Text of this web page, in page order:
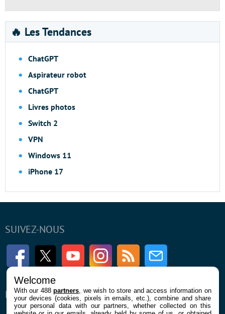
🔥 Les Tendances
ChatGPT
Aspirateur robot
ChatGPT
Livres photos
Switch 2
VPN
Windows 11
iPhone 17
SUIVEZ-NOUS
FacebookTwitter Youtube InstagramRSS Newsletter
ENTREPRISE À PROPOS
Welcome
With our 488partners , we wish to store and access information on
your devices (cookies, pixels in emails, etc.), combine and share
your personal data with our partners, whether collected on this